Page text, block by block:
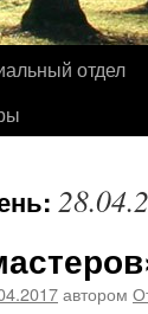
отдел
автором